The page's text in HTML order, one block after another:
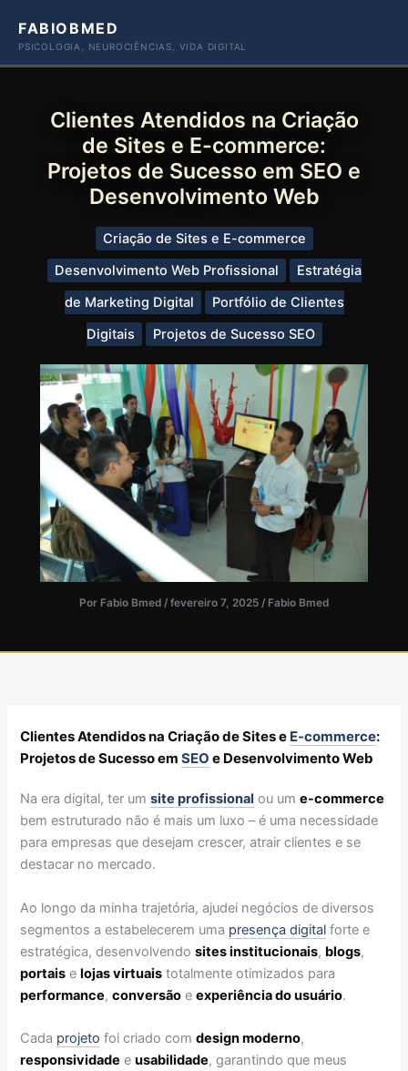
paraFABIOBMED
PSICOLOGIA, NEUROCIÊNCIAS, VIDA DIGITAL
Clientes Atendidos na Criação
de Sites e E-commerce:
Projetos de Sucesso em SEO e
Desenvolvimento Web
Criação de Sites e E-commerce
Desenvolvimento Web Profissional
Estratégia
de Marketing Digital
Portfólio de Clientes
Digitais
Projetos de Sucesso SEO
Por Fabio Bmed / fevereiro 7, 2025 / Fabio Bmed
Clientes Atendidos na Criação de Sites e E-commerce:
Projetos de Sucesso emSEO e Desenvolvimento Web
Na era digital, ter umsite profissional ou ume-commerce
bem estruturado não é mais um luxo – é uma necessidade
para empresas que desejam crescer, atrair clientes e se
destacar no mercado.
Ao longo da minha trajetória, ajudei negócios de diversos
segmentos a estabelecerem uma presença digital forte e
estratégica, desenvolvendosites institucionais, blogs,
portais elojas virtuais totalmente otimizados para
performance,conversão eexperiência do usuário.
Cada projeto foi criado comdesign moderno,
responsividade eusabilidade, garantindo que meus